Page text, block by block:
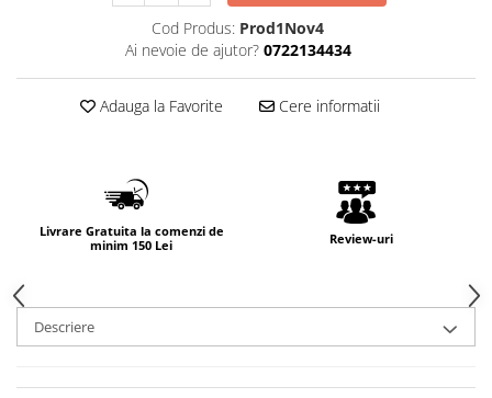
Cod Produs: Prod1Nov4
Ai nevoie de ajutor? 0722134434
Adauga la Favorite Cere informatii
Livrare Gratuita la comenzi de
minim 150 Lei
Review-uri
Descriere